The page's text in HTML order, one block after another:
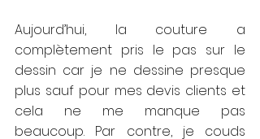
Aujourd’hui, la couture a
complètement pris le pas sur le
dessin car je ne dessine presque
plus sauf pour mes devis clients et
cela ne me manque pas
beaucoup. Par contre, je couds